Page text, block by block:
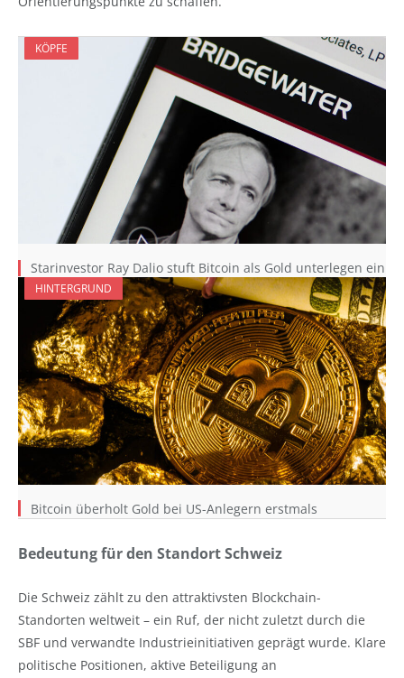
KÖPFE
Starinvestor Ray Dalio stuft Bitcoin als Gold unterlegen ein
HINTERGRUND
Bitcoin überholt Gold bei US-Anlegern erstmals
Bedeutung für den Standort Schweiz
Die Schweiz zählt zu den attraktivsten Blockchain-
Standorten weltweit – ein Ruf, der nicht zuletzt durch die
SBF und verwandte Industrieinitiativen geprägt wurde. Klare
politische Positionen, aktive Beteiligung an